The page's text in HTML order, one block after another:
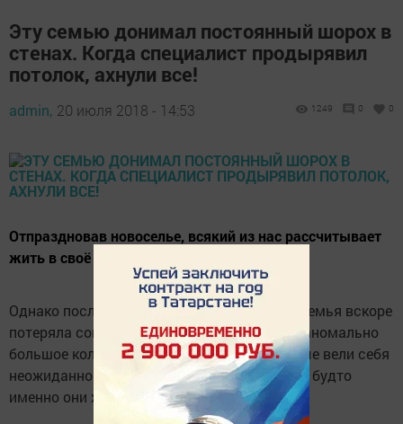
Эту семью донимал постоянный шорох в
стенах. Когда специалист продырявил
потолок, ахнули все!
admin, 20 июля 2018 - 14:53 1249 0 0
Отпраздновав новоселье, всякий из нас рассчитывает
жить в своё удовольствие.
Однако после въезда в этот дом молодая семья вскоре
потеряла сон и покой. Женщины заметили аномально
большое количество пчел вокруг. Насекомые вели себя
неожиданно нахально, да так, что казалось, будто
именно они хозяйничают в здании.